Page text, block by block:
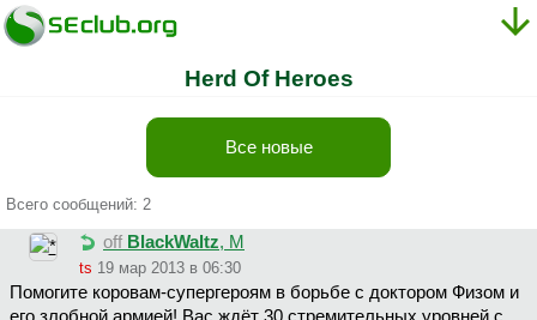
Herd Of Heroes
Все новые
Всего сообщений: 2
off BlackWaltz, М
ts 19 мар 2013 в 06:30
Помогите коровам-супергероям в борьбе с доктором Физом и